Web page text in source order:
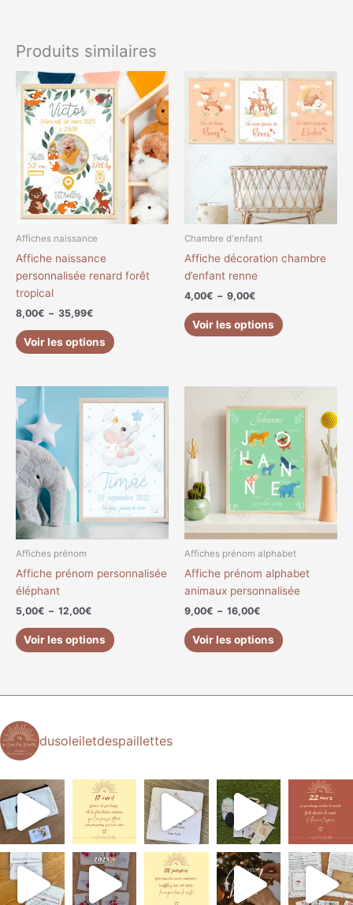
Produits similaires
Affiches naissance
Affiche naissance
personnalisée renard forêt
tropical
8,00€ – 35,99€
Plage
de
prix :
8,00€
à
35,99€
Voir les options
Ce
produit
a
plusieurs
variations.
Les
options
peuvent
être
la
Chambre d'enfant
Affiche décoration chambre
d’enfant renne
4,00€ – 9,00€
Plage
de
prix :
4,00€
à
9,00€
Voir les options
Ce
produit
plusieurs
variations.
Les
options
peuvent
être
sur
produit
Affiches prénom
Affiche prénom personnalisée
éléphant
5,00€ – 12,00€
de
prix :
5,00€
12,00€
Voir les options
Ce
produit
a
plusieurs
variations.
Les
options
peuvent
sur
produit
Affiches prénom alphabet
Affiche prénom alphabet
animaux personnalisée
9,00€ – 16,00€
de
prix :
9,00€
à
16,00€
Voir les options
produit
a
plusieurs
variations.
Les
options
peuvent
être
choisies
sur
la
produit
dusoleiletdespaillettes